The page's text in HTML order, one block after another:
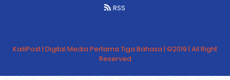
RSS
KailiPost | Digital Media Pertama Tiga Bahasa | ©2019 | All Right
Reserved